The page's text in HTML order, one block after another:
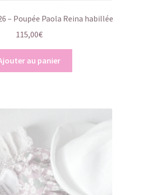
– Poupée Paola Reina habillée
115,00€
au panier